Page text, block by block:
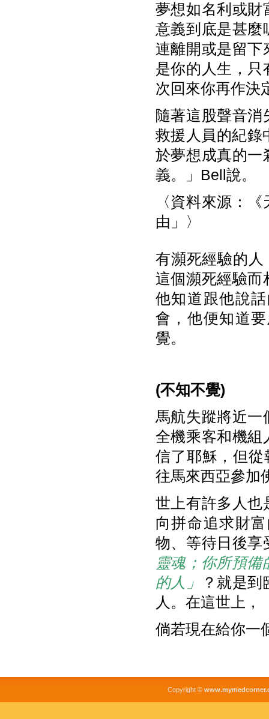
夢想如名利或財
意義到底是甚麼
連離開或是留下
是你的人生，只
次回來你再作決
隨著這股聲音
救援人員的紀錄
於夢想成真的一
義。」Bell說。
〈資料來源：
由」〉
有瀕死經驗的
這個瀕死經驗而
他知道跟他說
會，他便知道
覺。
(不知不覺)
馬航失蹤將近一
全機乘客和機組
信了耶穌，但
往馬來西亞參加
世上有許多人也
向拼命追求財
物、等待日後享
靈魂；你所預備
的人」
？就是
人。在這世上，
倘若現在給你一
Copyright ©